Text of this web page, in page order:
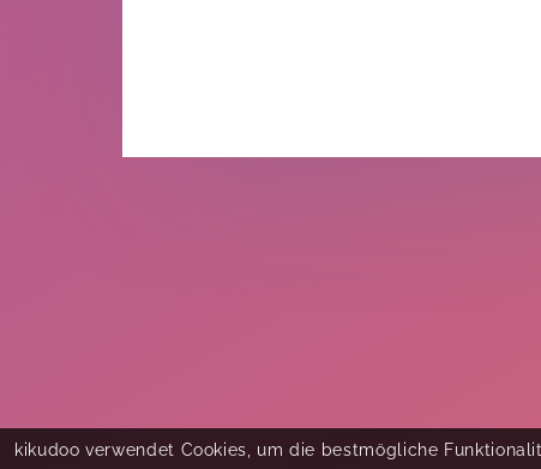
kikudoo verwendet Cookies, um die bestmögliche